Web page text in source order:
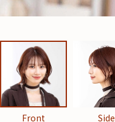
Front Side